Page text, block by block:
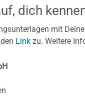
dich
mit
Link zu. Weitere